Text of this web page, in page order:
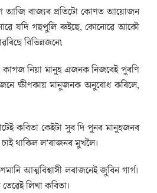
আজি ৰাজ্যৰ প্ৰতিটো কোণত আয়োজন
যদি গছপুলি ৰুইছে, কোনোৱে আকৌ
বিভিন্নজনে৷
কাগজ নিয়া মানুহ এজনক নিজৰেই পুৰণি
ক্ষীণকায় মানুজনক অনুৰোধ কৰিলে,
কবিতা কেইটা সুৰ দি পুনৰ মানুহজনৰ
থাকিল ল’ৰাজনৰ মুখলৈ।
আত্মবিশ্বাসী লৰাজনেই জুবিন গাৰ্গ।
লিখা কবিতা।